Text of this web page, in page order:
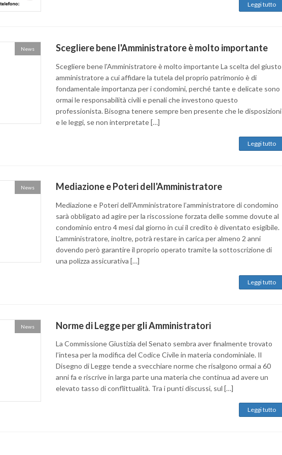
Leggi tutto
News Scegliere bene l'Amministratore è molto importante
Scegliere bene l'Amministratore è molto importante La scelta del giusto
amministratore a cui affidare la tutela del proprio patrimonio è di
fondamentale importanza per i condomini, perché tante e delicate sono
ormai le responsabilità civili e penali che investono questo
professionista. Bisogna tenere sempre ben presente che le disposizioni
e le leggi, se non interpretate […]
Leggi tutto
News Mediazione e Poteri dell'Amministratore
Mediazione e Poteri dell'Amministratore l’amministratore di condomino
sarà obbligato ad agire per la riscossione forzata delle somme dovute al
condominio entro 4 mesi dal giorno in cui il credito è diventato esigibile.
L’amministratore, inoltre, potrà restare in carica per almeno 2 anni
dovendo però garantire il proprio operato tramite la sottoscrizione di
una polizza assicurativa […]
Leggi tutto
News Norme di Legge per gli Amministratori
La Commissione Giustizia del Senato sembra aver finalmente trovato
l’intesa per la modifica del Codice Civile in materia condominiale. Il
Disegno di Legge tende a svecchiare norme che risalgono ormai a 60
anni fa e riscrive in larga parte una materia che continua ad avere un
elevato tasso di conflittualità. Tra i punti discussi, sul […]
Leggi tutto